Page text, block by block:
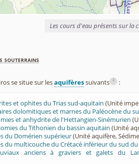
Les cours d'eau présents sur la
souterrains
se situe sur lesaquifèressuivants i :
et ophites du Trias sud-aquitain (Unité
dolomitiques et marnes du Paléocène du
et anhydrite de l'Hettangien-Sinémurien
du Tithonien du bassin aquitain (Unité
du Domérien supérieur(Unité aquifère,
du multicouche du Crétacé inférieur du sud
anciens à graviers et galets du